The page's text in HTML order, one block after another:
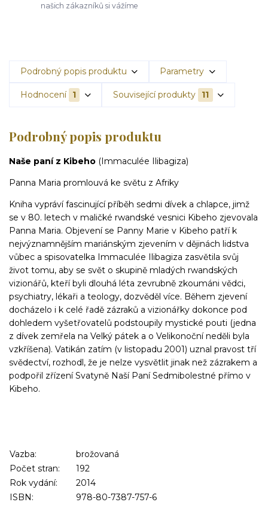
našich zákazníků si vážíme
Podrobný popis produktu Parametry
Hodnocení 1 Související produkty 11
Podrobný popis produktu
Naše paní z Kibeho (Immaculée Ilibagiza)
Panna Maria promlouvá ke světu z Afriky
Kniha vypráví fascinující příběh sedmi dívek a chlapce, jimž
se v 80. letech v maličké rwandské vesnici Kibeho zjevovala
Panna Maria. Objevení se Panny Marie v Kibeho patří k
nejvýznamnějším mariánským zjevením v dějinách lidstva
vůbec a spisovatelka Immaculée Ilibagiza zasvětila svůj
život tomu, aby se svět o skupině mladých rwandských
vizionářů, kteří byli dlouhá léta zevrubně zkoumáni vědci,
psychiatry, lékaři a teology, dozvěděl více. Během zjevení
docházelo i k celé řadě zázraků a vizionářky dokonce pod
dohledem vyšetřovatelů podstoupily mystické pouti (jedna
z dívek zemřela na Velký pátek a o Velikonoční neděli byla
vzkříšena). Vatikán zatím (v listopadu 2001) uznal pravost tří
svědectví, rozhodl, že je nelze vysvětlit jinak než zázrakem a
podpořil zřízení Svatyně Naší Paní Sedmibolestné přímo v
Kibeho.
Vazba:
brožovaná
Počet stran:
192
Rok vydání:
2014
ISBN:
978-80-7387-757-6